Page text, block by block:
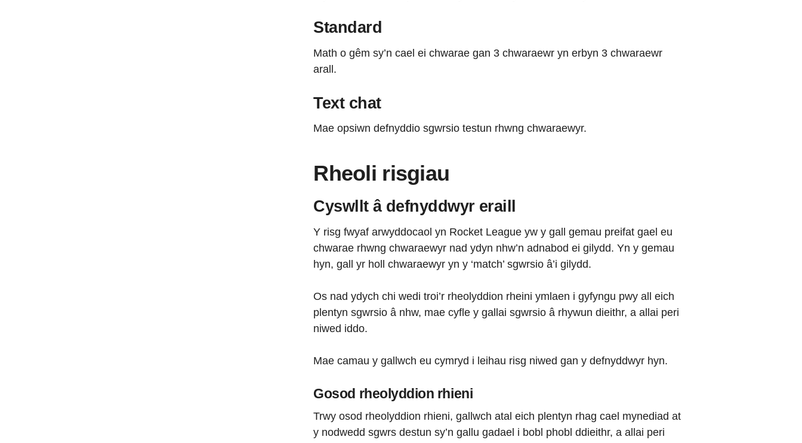
Standard
Math o gêm sy’n cael ei chwarae gan 3 chwaraewr yn erbyn 3 chwaraewr
arall.
Text chat
Mae opsiwn defnyddio sgwrsio testun rhwng chwaraewyr.
Rheoli risgiau
Cyswllt â defnyddwyr eraill
Y risg fwyaf arwyddocaol yn Rocket League yw y gall gemau preifat gael eu
chwarae rhwng chwaraewyr nad ydyn nhw’n adnabod ei gilydd. Yn y gemau
hyn, gall yr holl chwaraewyr yn y ‘match’ sgwrsio â’i gilydd.
Os nad ydych chi wedi troi’r rheolyddion rheini ymlaen i gyfyngu pwy all eich
plentyn sgwrsio â nhw, mae cyfle y gallai sgwrsio â rhywun dieithr, a allai peri
niwed iddo.
Mae camau y gallwch eu cymryd i leihau risg niwed gan y defnyddwyr hyn.
Gosod rheolyddion rhieni
Trwy osod rheolyddion rhieni, gallwch atal eich plentyn rhag cael mynediad at
y nodwedd sgwrs destun sy’n gallu gadael i bobl phobl ddieithr, a allai peri